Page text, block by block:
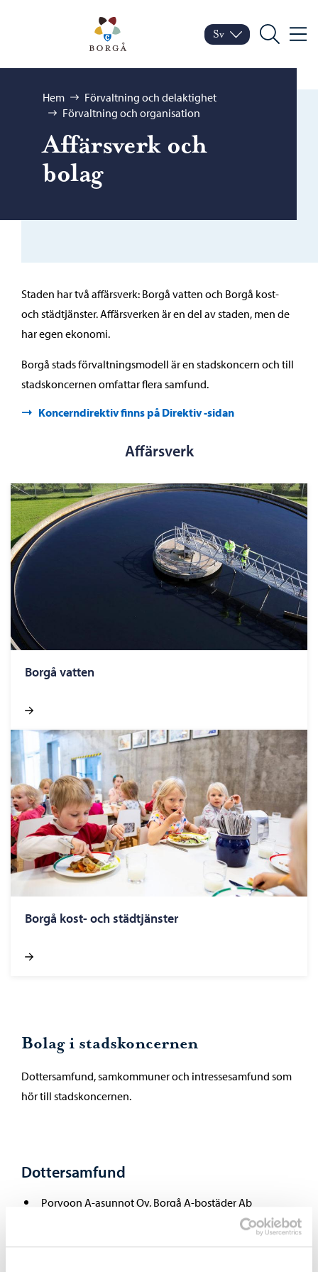
Porvoo – Gå till
Byt språk
Nuvarande språk:
Sv
Sök Meny
Bläddra:
Hem
Förvaltning och delaktighet
Förvaltning och organisation
Affärsverk och
bolag
Staden har två affärsverk: Borgå vatten och Borgå kost-
och städtjänster. Affärsverken är en del av staden, men de
har egen ekonomi.
Borgå stads förvaltningsmodell är en stadskoncern och till
stadskoncernen omfattar flera samfund.
Koncerndirektiv finns på Direktiv -sidan
Affärsverk
Borgå vatten
Borgå kost- och städtjänster
Bolag i stadskoncernen
Dottersamfund, samkommuner och intressesamfund som
hör till stadskoncernen.
Dottersamfund
Porvoon A-asunnot Oy, Borgå A-bostäder Ab